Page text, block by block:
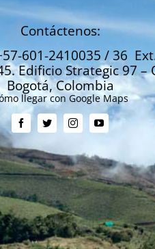
Contáctenos:
601-2410035 / 36
Edificio Strategic 97 –
Bogotá, Colombia
llegar con Google Maps